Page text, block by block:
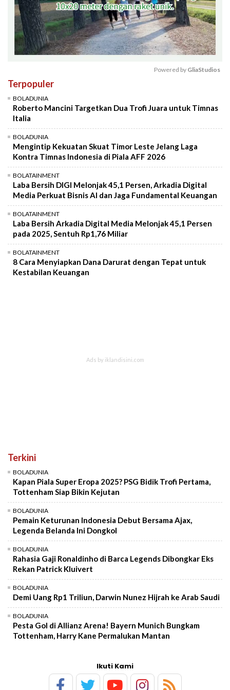
Powered by GliaStudios
Terpopuler
BOLADUNIA
Roberto Mancini Targetkan Dua Trofi Juara untuk Timnas
Italia
BOLADUNIA
Mengintip Kekuatan Skuat Timor Leste Jelang Laga
Kontra Timnas Indonesia di Piala AFF 2026
BOLATAINMENT
Laba Bersih DIGI Melonjak 45,1 Persen, Arkadia Digital
Media Perkuat Bisnis AI dan Jaga Fundamental Keuangan
BOLATAINMENT
Laba Bersih Arkadia Digital Media Melonjak 45,1 Persen
pada 2025, Sentuh Rp1,76 Miliar
BOLATAINMENT
8 Cara Menyiapkan Dana Darurat dengan Tepat untuk
Kestabilan Keuangan
Terkini
BOLADUNIA
Kapan Piala Super Eropa 2025? PSG Bidik Trofi Pertama,
Tottenham Siap Bikin Kejutan
BOLADUNIA
Pemain Keturunan Indonesia Debut Bersama Ajax,
Legenda Belanda Ini Dongkol
BOLADUNIA
Rahasia Gaji Ronaldinho di Barca Legends Dibongkar Eks
Rekan Patrick Kluivert
BOLADUNIA
Demi Uang Rp1 Triliun, Darwin Nunez Hijrah ke Arab Saudi
BOLADUNIA
Pesta Gol di Allianz Arena! Bayern Munich Bungkam
Tottenham, Harry Kane Permalukan Mantan
Ikuti Kami